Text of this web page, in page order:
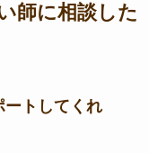
師に相談した
ートしてくれ